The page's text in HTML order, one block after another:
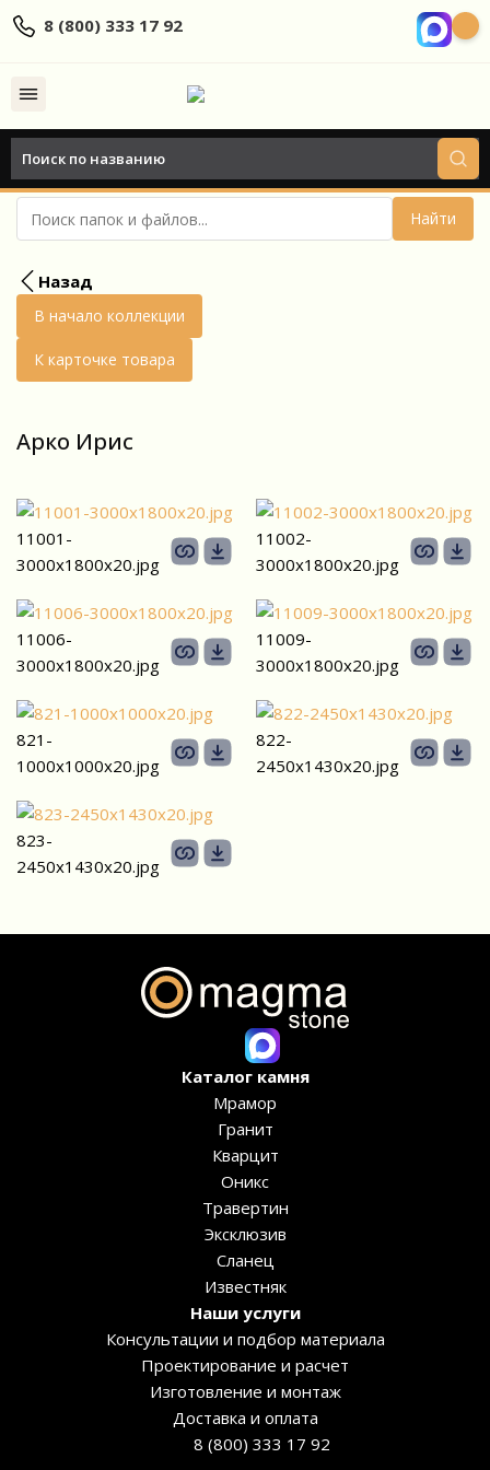
8 (800) 333 17 92
Найти
Назад
В начало коллекции
К карточке товара
Арко Ирис
11001-
3000х1800x20.jpg
11002-
3000х1800x20.jpg
11006-
3000х1800x20.jpg
11009-
3000х1800x20.jpg
821-
1000х1000x20.jpg
822-
2450х1430x20.jpg
823-
2450х1430x20.jpg
Каталог камня
Мрамор
Гранит
Кварцит
Оникс
Травертин
Эксклюзив
Сланец
Известняк
Наши услуги
Консультации и подбор материала
Проектирование и расчет
Изготовление и монтаж
Доставка и оплата
8 (800) 333 17 92